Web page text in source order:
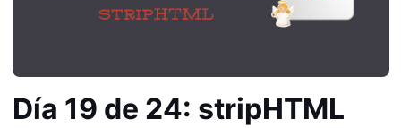
Día 19 de 24: stripHTML